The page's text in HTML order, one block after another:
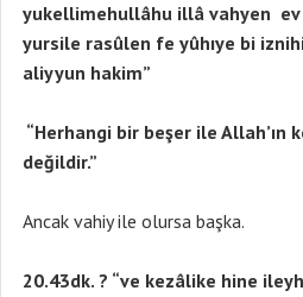
yukellimehullâhu illâ vahyen ev
yursile rasûlen fe yûhıye bi
aliyyun hakim”
“Herhangi bir beşer ile Allah’ın
değildir.”
Ancak vahiy ile olursa başka.
20.43dk. ? “ve kezâlike hine